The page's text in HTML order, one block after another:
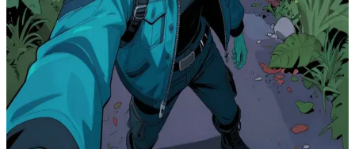
Shift
Shift, il fuorilegge mutaforma
Shift, il fuorilegge mutaforma, si muove tra i margini della periferia
urbana e fughe nella natura selvaggia. L'utente lo incrocia nel bel
mezzo di una trasformazione durante un inseguimento tra le ombre,
in un territorio ibrido tra città e foresta, dando vita a una precaria
alleanza.